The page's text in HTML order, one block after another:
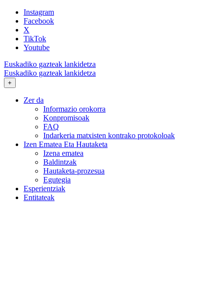
Instagram
Facebook
X
TikTok
Youtube
Euskadiko gazteak lankidetza
Euskadiko gazteak lankidetza
+
Zer da
Informazio orokorra
Konpromisoak
FAQ
Indarkeria matxisten kontrako protokoloak
Izen Ematea Eta Hautaketa
Izena ematea
Baldintzak
Hautaketa-prozesua
Egutegia
Esperientziak
Entitateak